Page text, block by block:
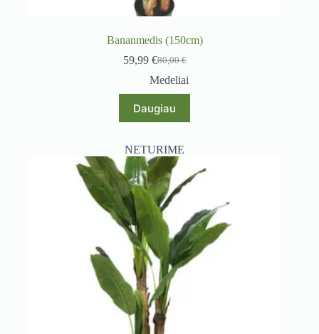
Bananmedis (150cm)
80,00€
Original
price
was:
80,00 €.
59,99 €Current
price
is:
59,99 €.
Medeliai
Daugiau
NETURIME